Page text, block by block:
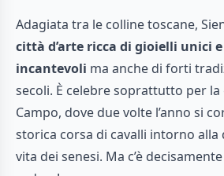
Adagiata tra le colline toscane,
città d’arte ricca di gioielli unici
incantevoli ma anche di forti
secoli. È celebre soprattutto per la
Campo, dove due volte l’anno si
storica corsa di cavalli intorno
vita dei senesi. Ma c’è